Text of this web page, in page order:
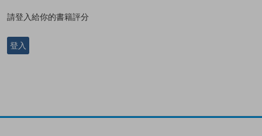
請登入給你的書籍評分
登入